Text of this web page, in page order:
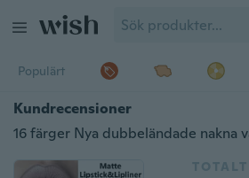
Populärt
Kundrecensioner
TOTALT